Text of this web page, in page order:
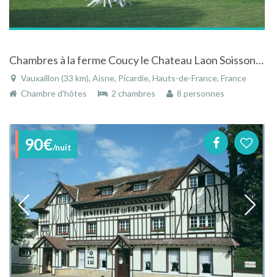
Chambres à la ferme Coucy le Chateau Laon Soissons Chemin de Dames Chauny calme
Vauxaillon (33 km), Aisne, Picardie, Hauts-de-France, France
Chambre d'hôtes
2 chambres 8 personnes
90€/nuit